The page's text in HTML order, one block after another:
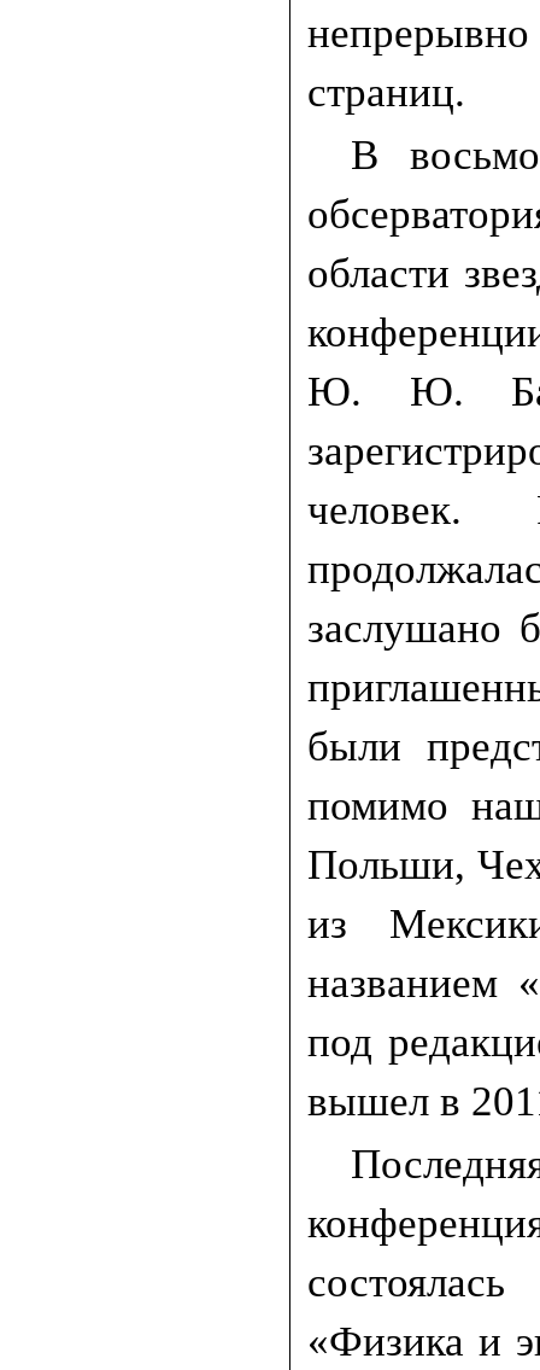
непрерывно
страниц.
В
области
Ю. Ю.
заслушано
были
помимо
Польши,
из
названием
под
вышел в
«Физика и